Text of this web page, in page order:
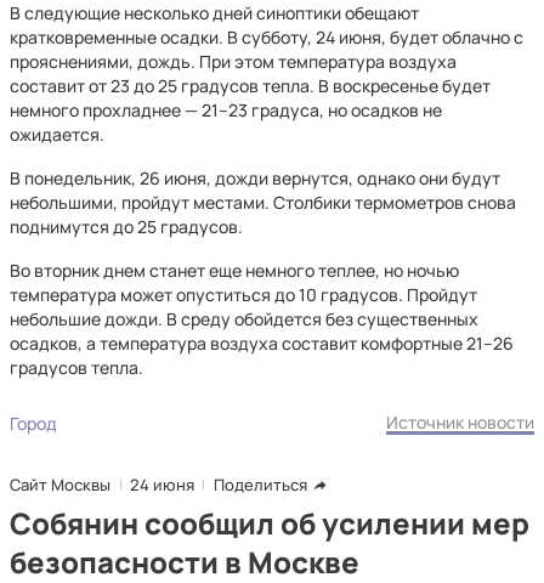
В следующие несколько дней синоптики обещают
кратковременные осадки. В субботу, 24 июня, будет облачно с
прояснениями, дождь. При этом температура воздуха
составит от 23 до 25 градусов тепла. В воскресенье будет
немного прохладнее — 21–23 градуса, но осадков не
ожидается.
В понедельник, 26 июня, дожди вернутся, однако они будут
небольшими, пройдут местами. Столбики термометров снова
поднимутся до 25 градусов.
Во вторник днем станет еще немного теплее, но ночью
температура может опуститься до 10 градусов. Пройдут
небольшие дожди. В среду обойдется без существенных
осадков, а температура воздуха составит комфортные 21–26
градусов тепла.
Город Источник новости
Сайт Москвы 24 июня Поделиться
Собянин сообщил об усилении мер
безопасности в Москве